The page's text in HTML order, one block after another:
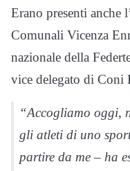
Erano presenti anche
Comunali Vicenza
nazionale della
vice delegato di Coni
“Accogliamo oggi,
gli atleti di uno
partire da me – ha